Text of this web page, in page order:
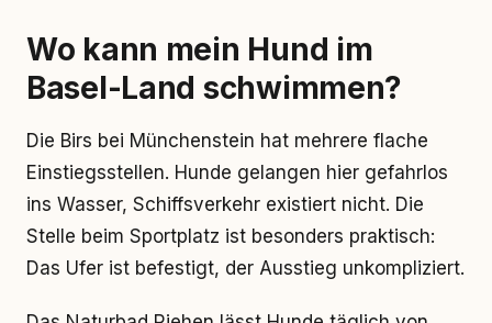
Wo kann mein Hund im
Basel-Land schwimmen?
Die Birs bei Münchenstein hat mehrere flache
Einstiegsstellen. Hunde gelangen hier gefahrlos
ins Wasser, Schiffsverkehr existiert nicht. Die
Stelle beim Sportplatz ist besonders praktisch:
Das Ufer ist befestigt, der Ausstieg unkompliziert.